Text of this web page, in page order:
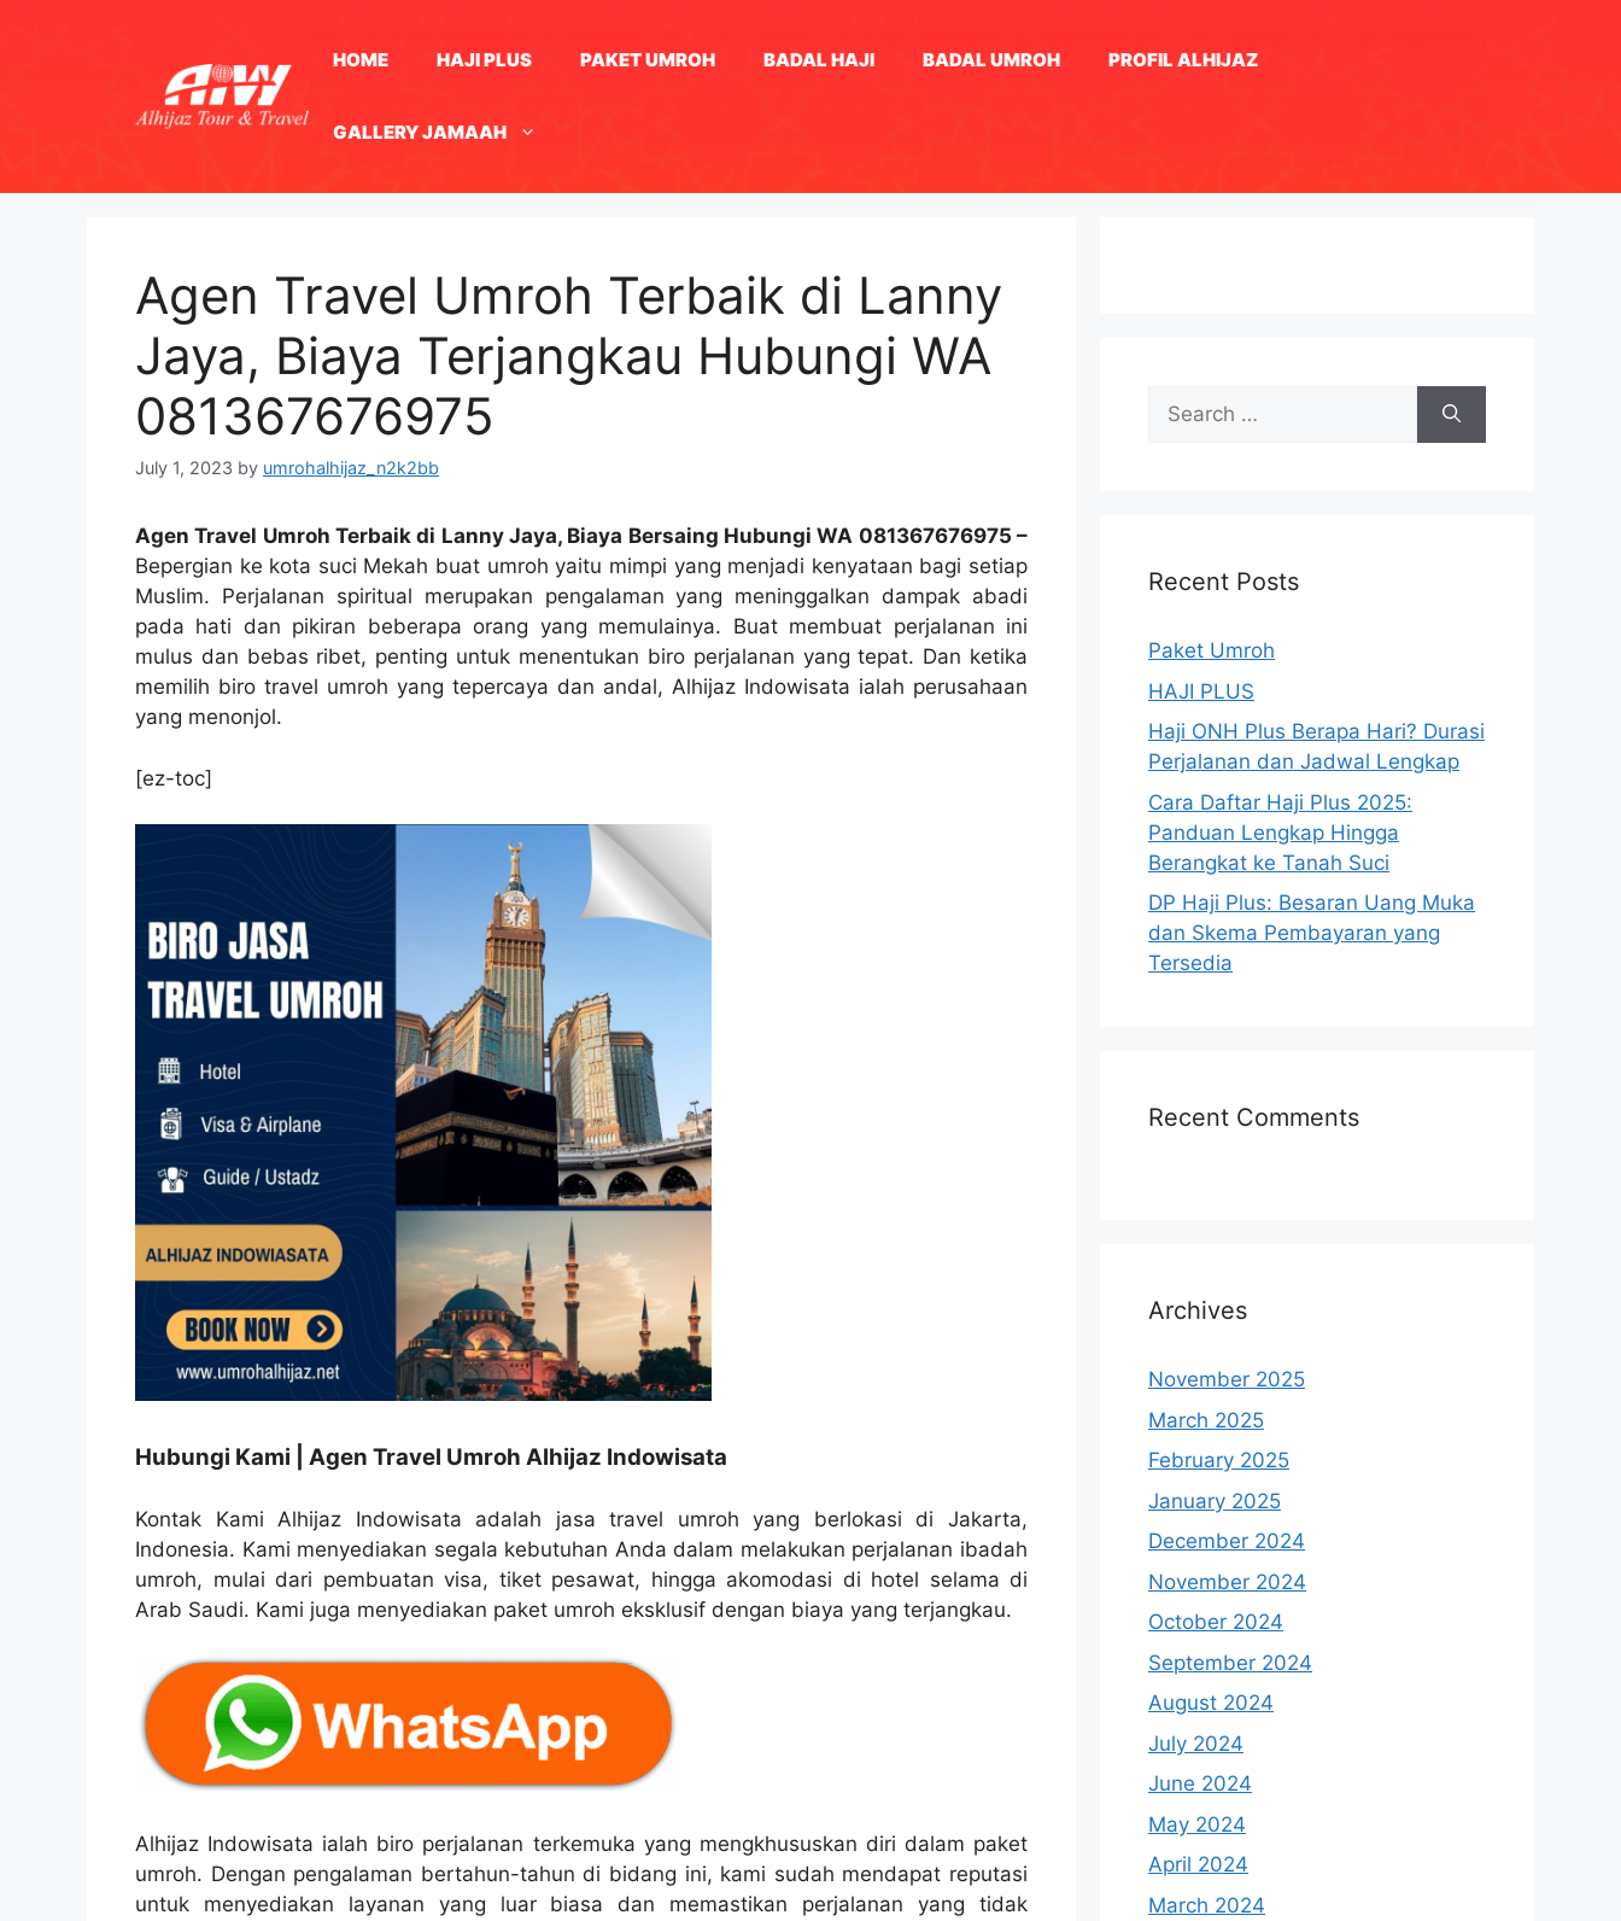
HOME HAJI PLUS PAKET UMROH BADAL HAJI BADAL UMROH PROFIL ALHIJAZ
GALLERY JAMAAH
Agen Travel Umroh Terbaik di Lanny
Jaya, Biaya Terjangkau Hubungi WA
081367676975
July 1, 2023 by umrohalhijaz_n2k2bb
Agen Travel Umroh Terbaik di Lanny Jaya, Biaya Bersaing Hubungi WA 081367676975 –
Bepergian ke kota suci Mekah buat umroh yaitu mimpi yang menjadi kenyataan bagi setiap
Muslim. Perjalanan spiritual merupakan pengalaman yang meninggalkan dampak abadi
pada hati dan pikiran beberapa orang yang memulainya. Buat membuat perjalanan ini
mulus dan bebas ribet, penting untuk menentukan biro perjalanan yang tepat. Dan ketika
memilih biro travel umroh yang tepercaya dan andal, Alhijaz Indowisata ialah perusahaan
yang menonjol.
[ez-toc]
Hubungi Kami | Agen Travel Umroh Alhijaz Indowisata
Kontak Kami Alhijaz Indowisata adalah jasa travel umroh yang berlokasi di Jakarta,
Indonesia. Kami menyediakan segala kebutuhan Anda dalam melakukan perjalanan ibadah
umroh, mulai dari pembuatan visa, tiket pesawat, hingga akomodasi di hotel selama di
Arab Saudi. Kami juga menyediakan paket umroh eksklusif dengan biaya yang terjangkau.
Alhijaz Indowisata ialah biro perjalanan terkemuka yang mengkhususkan diri dalam paket
umroh. Dengan pengalaman bertahun-tahun di bidang ini, kami sudah mendapat reputasi
untuk menyediakan layanan yang luar biasa dan memastikan perjalanan yang tidak
Search
for:
Recent Posts
Paket Umroh
HAJI PLUS
Haji ONH Plus Berapa Hari? Durasi
Perjalanan dan Jadwal Lengkap
Cara Daftar Haji Plus 2025:
Panduan Lengkap Hingga
Berangkat ke Tanah Suci
DP Haji Plus: Besaran Uang Muka
dan Skema Pembayaran yang
Tersedia
Recent Comments
Archives
November 2025
March 2025
February 2025
January 2025
December 2024
November 2024
October 2024
September 2024
August 2024
July 2024
June 2024
May 2024
April 2024
March 2024